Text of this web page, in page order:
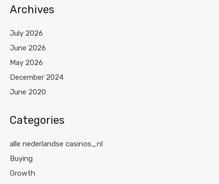
Archives
July 2026
June 2026
May 2026
December 2024
June 2020
Categories
alle nederlandse casinos_nl
Buying
Growth